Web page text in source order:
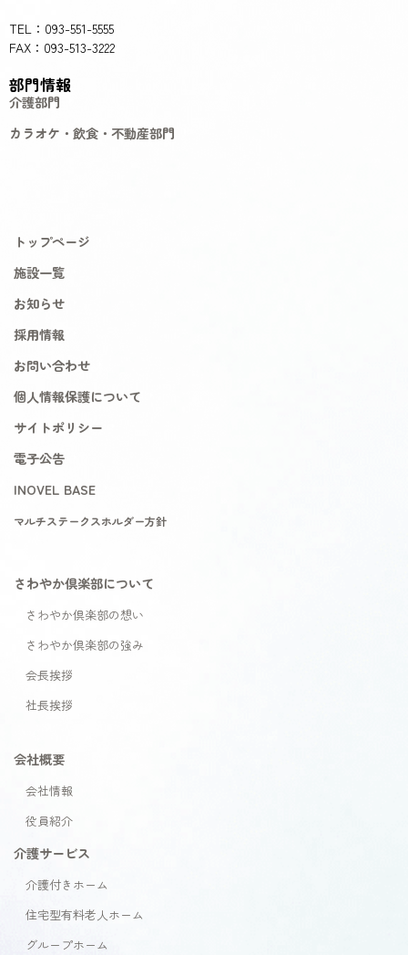
TEL：093-551-5555
FAX：093-513-3222
部門情報
介護部門
カラオケ・飲食・不動産部門
トップページ
施設一覧
お知らせ
採用情報
お問い合わせ
個人情報保護について
サイトポリシー
電子公告
INOVEL BASE
マルチステークスホルダー方針
さわやか倶楽部について
さわやか倶楽部の想い
さわやか倶楽部の強み
会長挨拶
社長挨拶
会社概要
会社情報
役員紹介
介護サービス
介護付きホーム
住宅型有料老人ホーム
グループホーム